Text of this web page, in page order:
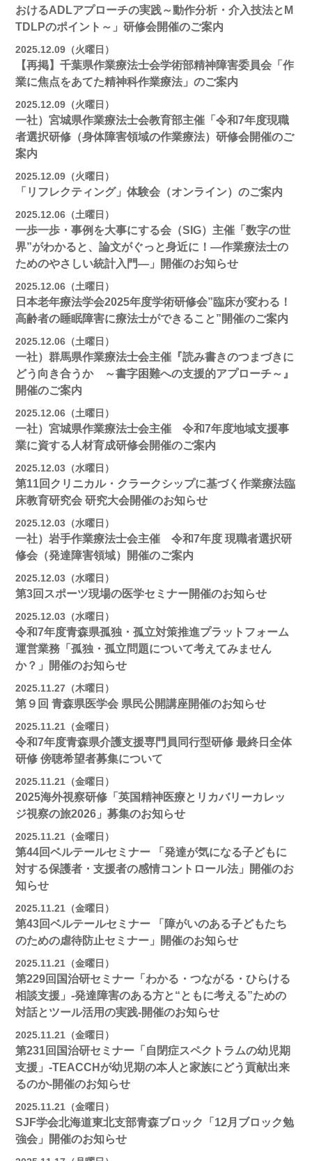
おけるADLアプローチの実践～動作分析・介入技法とM
TDLPのポイント～」研修会開催のご案内
2025.12.09（火曜日）
【再掲】千葉県作業療法士会学術部精神障害委員会「作
業に焦点をあてた精神科作業療法」のご案内
2025.12.09（火曜日）
一社）宮城県作業療法士会教育部主催「令和7年度現職
者選択研修（身体障害領域の作業療法）研修会開催のご
案内
2025.12.09（火曜日）
「リフレクティング」体験会（オンライン）のご案内
2025.12.06（土曜日）
一歩一歩・事例を大事にする会（SIG）主催「数字の世
界”がわかると、論文がぐっと身近に！―作業療法士の
ためのやさしい統計入門―」開催のお知らせ
2025.12.06（土曜日）
日本老年療法学会2025年度学術研修会”臨床が変わる！
高齢者の睡眠障害に療法士ができること”開催のご案内
2025.12.06（土曜日）
一社）群馬県作業療法士会主催『読み書きのつまづきに
どう向き合うか ～書字困難への支援的アプローチ～』
開催のご案内
2025.12.06（土曜日）
一社）宮城県作業療法士会主催 令和7年度地域支援事
業に資する人材育成研修会開催のご案内
2025.12.03（水曜日）
第11回クリニカル・クラークシップに基づく作業療法臨
床教育研究会 研究大会開催のお知らせ
2025.12.03（水曜日）
一社）岩手作業療法士会主催 令和7年度 現職者選択研
修会（発達障害領域）開催のご案内
2025.12.03（水曜日）
第3回スポーツ現場の医学セミナー開催のお知らせ
2025.12.03（水曜日）
令和7年度青森県孤独・孤立対策推進プラットフォーム
運営業務「孤独・孤立問題について考えてみません
か？」開催のお知らせ
2025.11.27（木曜日）
第９回 青森県医学会 県民公開講座開催のお知らせ
2025.11.21（金曜日）
令和7年度青森県介護支援専門員同行型研修 最終日全体
研修 傍聴希望者募集について
2025.11.21（金曜日）
2025海外視察研修「英国精神医療とリカバリーカレッ
ジ視察の旅2026」募集のお知らせ
2025.11.21（金曜日）
第44回ベルテールセミナー 「発達が気になる子どもに
対する保護者・支援者の感情コントロール法」開催のお
知らせ
2025.11.21（金曜日）
第43回ベルテールセミナー 「障がいのある子どもたち
のための虐待防止セミナー」開催のお知らせ
2025.11.21（金曜日）
第229回国治研セミナー「わかる・つながる・ひらける
相談支援」-発達障害のある方と“ともに考える”ための
対話とツール活用の実践-開催のお知らせ
2025.11.21（金曜日）
第231回国治研セミナー「自閉症スペクトラムの幼児期
支援」-TEACCHが幼児期の本人と家族にどう貢献出来
るのか-開催のお知らせ
2025.11.21（金曜日）
SJF学会北海道東北支部青森ブロック「12月ブロック勉
強会」開催のお知らせ